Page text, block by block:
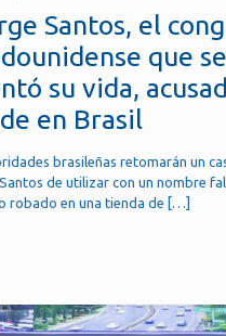
Santos, el
que se
su vida,
en Brasil
brasileñas retomarán un
de utilizar con un nombre
robado en una tienda de […]